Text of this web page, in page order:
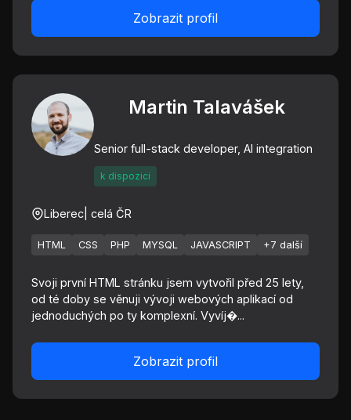
Zobrazit profil
Martin Talavášek
Senior full-stack developer, AI integration
k dispozici
Liberec | celá ČR
HTML CSS PHP MYSQL JAVASCRIPT +7 další
Svoji první HTML stránku jsem vytvořil před 25 lety,
od té doby se věnuji vývoji webových aplikací od
jednoduchých po ty komplexní. Vyvíj�...
Zobrazit profil